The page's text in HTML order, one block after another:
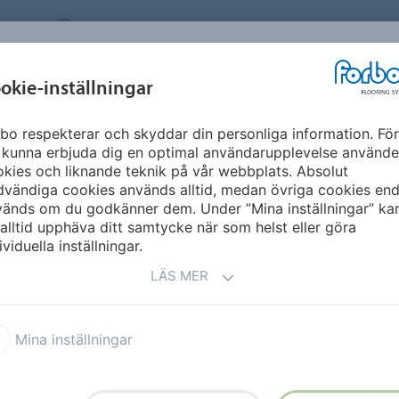
SWEDEN
MILJÖ &
HÅLLBARHET
Pander
inställningar
respekterar och skyddar din personliga information. För
erbjuda dig en optimal användarupplevelse
och liknande teknik på vår webbplats. Absolut
cookies används alltid, medan övriga cookies
om du godkänner dem. Under ”Mina inställningar”
upphäva ditt samtycke när som helst eller göra
inställningar.
LÄS MER
Mina inställningar